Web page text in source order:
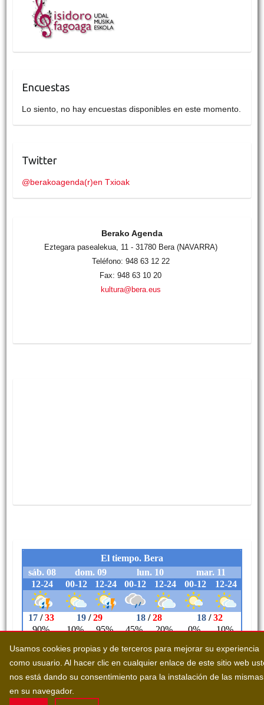
Usamos cookies propias y de terceros para mejorar su experiencia
como usuario. Al hacer clic en cualquier enlace de este sitio web
nos está dando su consentimiento para la instalación de las mismas
en su navegador.
Encuestas
Lo siento, no hay encuestas disponibles en este momento.
Twitter
@berakoagenda(r)en Txioak
Berako Agenda
Eztegara pasealekua, 11 - 31780 Bera (NAVARRA)
Teléfono: 948 63 12 22
Fax: 948 63 10 20
kultura@bera.eus